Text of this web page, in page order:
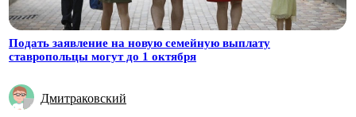
Подать заявление на новую семейную выплату
ставропольцы могут до 1 октября
Дмитраковский